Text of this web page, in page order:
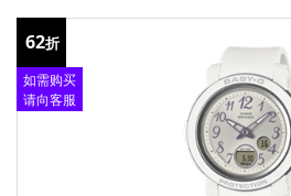
62折
如需购买
请向客服